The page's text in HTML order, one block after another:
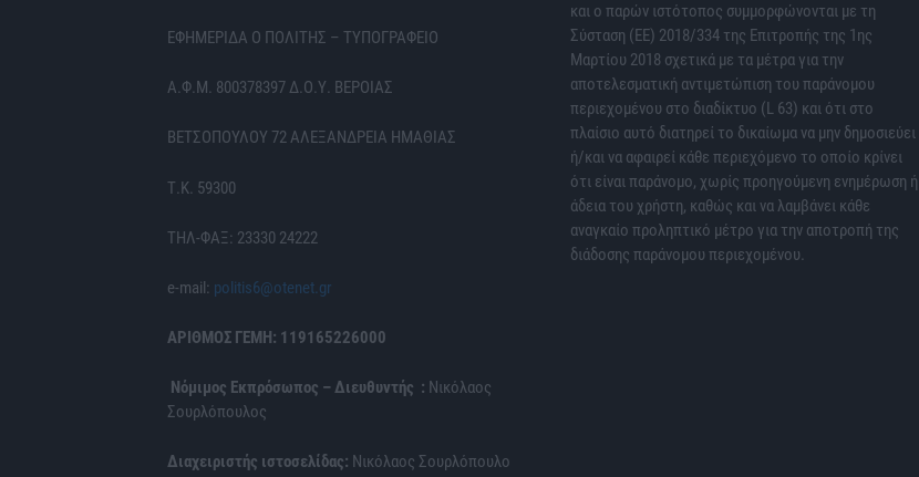
ΕΦΗΜΕΡΙΔΑ Ο ΠΟΛΙΤΗΣ – ΤΥΠΟΓΡΑΦΕΙΟ
Α.Φ.Μ. 800378397 Δ.Ο.Υ. ΒΕΡΟΙΑΣ
ΒΕΤΣΟΠΟΥΛΟΥ 72 ΑΛΕΞΑΝΔΡΕΙΑ ΗΜΑΘΙΑΣ
Τ.Κ. 59300
ΤΗΛ-ΦΑΞ: 23330 24222
e-mail: politis6@otenet.gr
ΑΡΙΘΜΟΣ ΓΕΜΗ: 119165226000
Νόμιμος Εκπρόσωπος – Διευθυντής : Νικόλαος
Σουρλόπουλος
Διαχειριστής ιστοσελίδας: Νικόλαος Σουρλόπουλο
και ο παρών ιστότοπος συμμορφώνονται με τη
Σύσταση (ΕΕ) 2018/334 της Επιτροπής της 1ης
Μαρτίου 2018 σχετικά με τα μέτρα για την
αποτελεσματική αντιμετώπιση του παράνομου
περιεχομένου στο διαδίκτυο (L 63) και ότι στο
πλαίσιο αυτό διατηρεί το δικαίωμα να μην δημοσιεύει
ή/και να αφαιρεί κάθε περιεχόμενο το οποίο κρίνει
ότι είναι παράνομο, χωρίς προηγούμενη ενημέρωση ή
άδεια του χρήστη, καθώς και να λαμβάνει κάθε
αναγκαίο προληπτικό μέτρο για την αποτροπή της
διάδοσης παράνομου περιεχομένου.